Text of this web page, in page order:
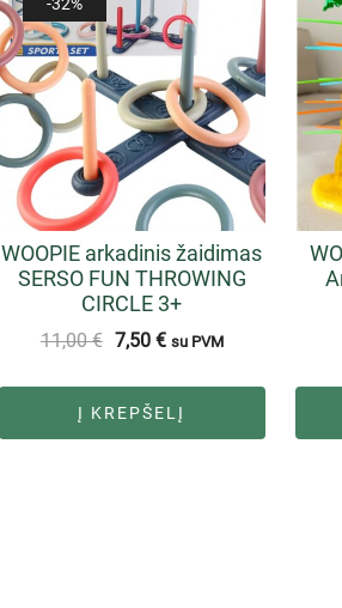
-32%
WOOPIE arkadinis žaidimas
SERSO FUN THROWING
CIRCLE 3+
11,00€ 7,50 € su PVM
Į KREPŠELĮ